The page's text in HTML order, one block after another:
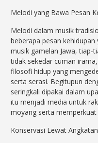
Melodi yang Bawa Pesan
Melodi dalam musik
beberapa pesan
musik gamelan Jawa, tiap-
tidak sekedar cuman
filosofi hidup yang
serta serasi. Begitupun
seringkali dipakai dalam
itu menjadi media untuk
moyang serta memperkuat
Konservasi Lewat